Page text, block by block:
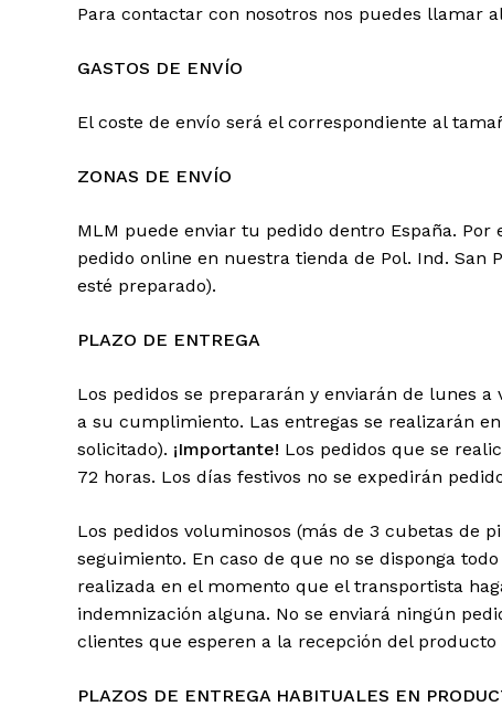
Para contactar con nosotros nos puedes llamar
GASTOS DE ENVÍO
El coste de envío será el correspondiente al
ZONAS DE ENVÍO
MLM puede enviar tu pedido dentro España.
pedido online en nuestra tienda de Pol. Ind. San
esté preparado).
PLAZO DE ENTREGA
Los pedidos se prepararán y enviarán de lunes
a su cumplimiento. Las entregas se realizarán
solicitado). ¡Importante! Los pedidos que se
72 horas. Los días festivos no se expedirán
Los pedidos voluminosos (más de 3 cubetas de
seguimiento. En caso de que no se disponga
realizada en el momento que el transportista
indemnización alguna. No se enviará ningún
clientes que esperen a la recepción del
PLAZOS DE ENTREGA HABITUALES EN